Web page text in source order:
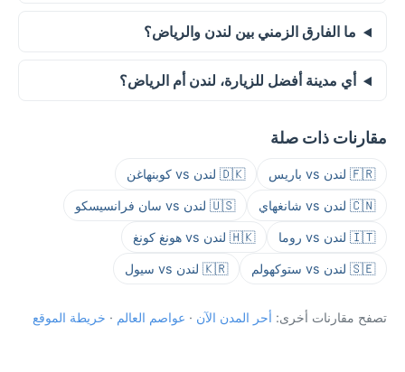
ما الفارق الزمني بين لندن والرياض؟
أي مدينة أفضل للزيارة، لندن أم الرياض؟
مقارنات ذات صلة
🇫🇷 لندن vs باريس 🇩🇰 لندن vs كوبنهاغن
🇨🇳 لندن vs شانغهاي 🇺🇸 لندن vs سان فرانسيسكو
🇮🇹 لندن vs روما 🇭🇰 لندن vs هونغ كونغ
🇸🇪 لندن vs ستوكهولم 🇰🇷 لندن vs سيول
تصفح مقارنات أخرى: أحر المدن الآن · عواصم العالم · خريطة الموقع